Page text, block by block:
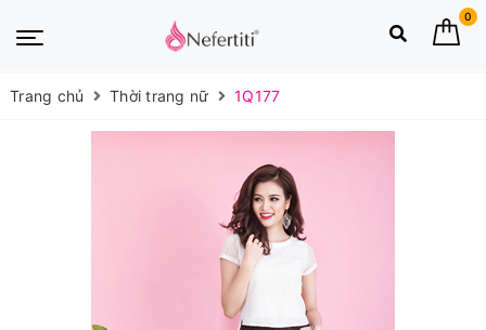
0
Trang chủ Thời trang nữ 1Q177